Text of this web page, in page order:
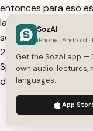
entonces para eso
las ranuras tenemos
solamente falta
24:34
Speaker A
de los mejorados
por la parte interna
a donde podamos
intención de sentir
We use cookies to
SozAI
iPhone · Android ·
Get the SozAI app
own audio: lectures,
languages.
App